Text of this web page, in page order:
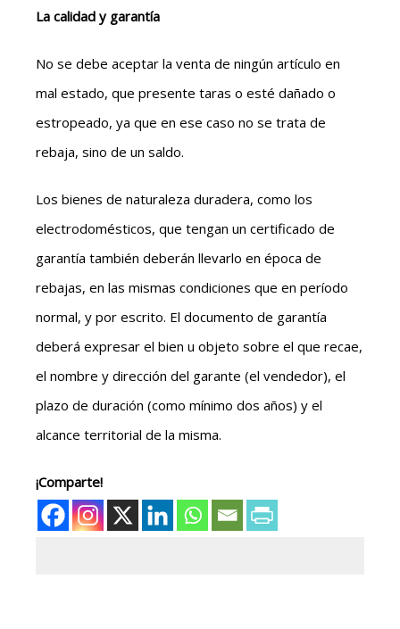
La calidad y garantía
No se debe aceptar la venta de ningún artículo en
mal estado, que presente taras o esté dañado o
estropeado, ya que en ese caso no se trata de
rebaja, sino de un saldo.
Los bienes de naturaleza duradera, como los
electrodomésticos, que tengan un certificado de
garantía también deberán llevarlo en época de
rebajas, en las mismas condiciones que en período
normal, y por escrito. El documento de garantía
deberá expresar el bien u objeto sobre el que recae,
el nombre y dirección del garante (el vendedor), el
plazo de duración (como mínimo dos años) y el
alcance territorial de la misma.
¡Comparte!